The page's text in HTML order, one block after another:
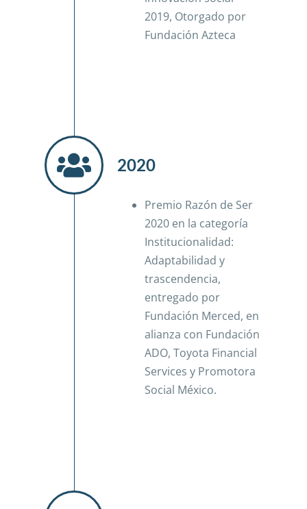
2019, Otorgado por
Fundación Azteca
2020
Premio Razón de Ser
2020 en la categoría
Institucionalidad:
Adaptabilidad y
trascendencia,
entregado por
Fundación Merced, en
alianza con Fundación
ADO, Toyota Financial
Services y Promotora
Social México.